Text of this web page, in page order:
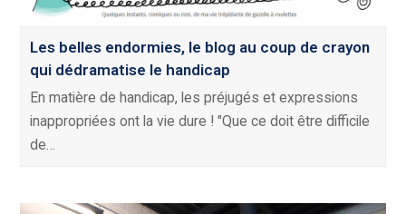
Les belles endormies, le blog au coup de crayon
qui dédramatise le handicap
En matière de handicap, les préjugés et expressions
inappropriées ont la vie dure ! "Que ce doit être difficile
de…